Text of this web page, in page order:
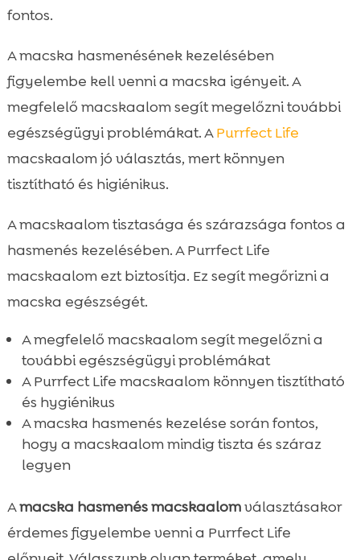
fontos.
A macska hasmenésének kezelésében
figyelembe kell venni a macska igényeit. A
megfelelő macskaalom segít megelőzni további
egészségügyi problémákat. APurrfect Life
macskaalom jó választás, mert könnyen
tisztítható és higiénikus.
A macskaalom tisztasága és szárazsága fontos a
hasmenés kezelésében. A Purrfect Life
macskaalom ezt biztosítja. Ez segít megőrizni a
macska egészségét.
A megfelelő macskaalom segít megelőzni a
további egészségügyi problémákat
A Purrfect Life macskaalom könnyen tisztítható
és hygiénikus
A macska hasmenés kezelése során fontos,
hogy a macskaalom mindig tiszta és száraz
legyen
Amacska hasmenés macskaalomválasztásakor
érdemes figyelembe venni a Purrfect Life